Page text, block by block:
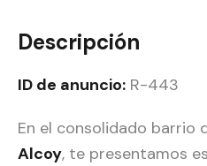
Descripción
ID de anuncio: R-443
En el consolidado barrio
Alcoy, te presentamos